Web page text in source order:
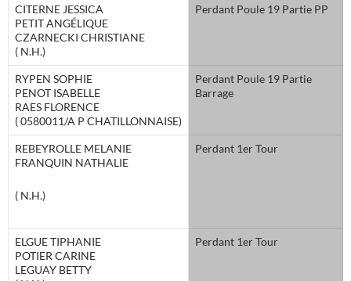
CITERNE JESSICA
PETIT ANGÉLIQUE
CZARNECKI CHRISTIANE
( N.H.)
Perdant Poule 19 Partie PP
RYPEN SOPHIE
PENOT ISABELLE
RAES FLORENCE
( 0580011/A P CHATILLONNAISE)
Perdant Poule 19 Partie
Barrage
REBEYROLLE MELANIE
FRANQUIN NATHALIE
( N.H.)
Perdant 1er Tour
ELGUE TIPHANIE
POTIER CARINE
LEGUAY BETTY
Perdant 1er Tour